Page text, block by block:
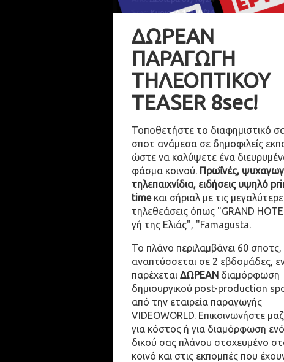
ΔΩΡΕΑΝ
ΠΑΡΑΓΩΓΗ
ΤΗΛΕΟΠΤΙΚΟΥ
TEASER 8sec!
Τοποθετήστε το διαφημιστικό
σποτ ανάμεσα σε δημοφιλείς
ώστε να καλύψετε ένα
φάσμα κοινού. Πρωΐνές,
τηλεπαιχνίδια, ειδήσεις υψηλό
timeκαι σήριαλ με τις
τηλεθεάσεις όπως "GRAND
γή της Ελιάς", "Famagusta.
Το πλάνο περιλαμβάνει 60 σποτς,
αναπτύσσεται σε 2 εβδομάδες,
παρέχεται ΔΩΡΕΑΝ διαμόρφωση
δημιουργικού post-production
από την εταιρεία παραγωγής
VIDEOWORLD. Επικοινωνήστε
για κόστος ή για διαμόρφωση
δικού σας πλάνου στοχευμένο
κοινό και στις εκπομπές που